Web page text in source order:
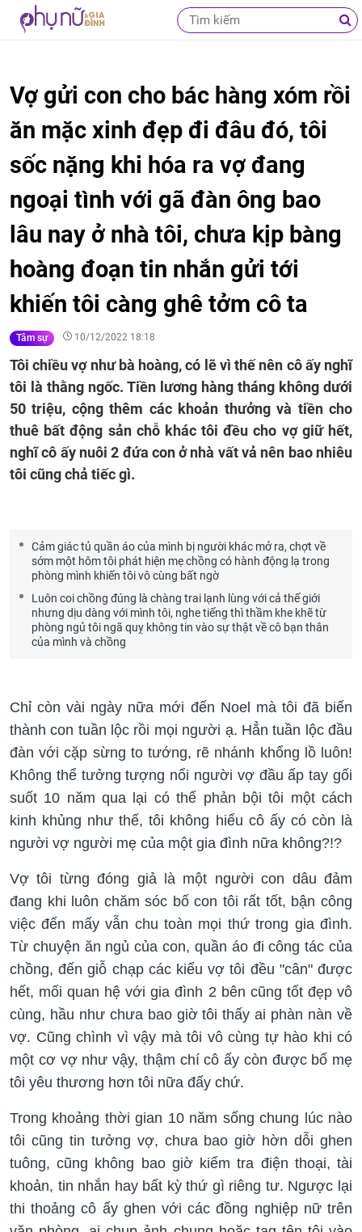
Vợ gửi con cho bác hàng xóm rồi
ăn mặc xinh đẹp đi đâu đó, tôi
sốc nặng khi hóa ra vợ đang
ngoại tình với gã đàn ông bao
lâu nay ở nhà tôi, chưa kịp bàng
hoàng đoạn tin nhắn gửi tới
khiến tôi càng ghê tởm cô ta
Tâm sự 10/12/2022 18:18
Tôi chiều vợ như bà hoàng, có lẽ vì thế nên cô ấy nghĩ
tôi là thằng ngốc. Tiền lương hàng tháng không dưới
50 triệu, cộng thêm các khoản thưởng và tiền cho
thuê bất động sản chỗ khác tôi đều cho vợ giữ hết,
nghĩ cô ấy nuôi 2 đứa con ở nhà vất vả nên bao nhiêu
tôi cũng chả tiếc gì.
Cảm giác tủ quần áo của mình bị người khác mở ra, chợt về
sớm một hôm tôi phát hiện mẹ chồng có hành động lạ trong
phòng mình khiến tôi vô cùng bất ngờ
Luôn coi chồng đúng là chàng trai lạnh lùng với cả thế giới
nhưng dịu dàng với mình tôi, nghe tiếng thì thầm khe khẽ từ
phòng ngủ tôi ngã quỵ không tin vào sự thật về cô bạn thân
của mình và chồng
Chỉ còn vài ngày nữa mới đến Noel mà tôi đã biến
thành con tuần lộc rồi mọi người ạ. Hẳn tuần lộc đầu
đàn với cặp sừng to tướng, rẽ nhánh khổng lồ luôn!
Không thể tưởng tượng nổi người vợ đầu ấp tay gối
suốt 10 năm qua lại có thể phản bội tôi một cách
kinh khủng như thế, tôi không hiểu cô ấy có còn là
người vợ người mẹ của một gia đình nữa không?!?
Vợ tôi từng đóng giả là một người con dâu đảm
đang khi luôn chăm sóc bố con tôi rất tốt, bận công
việc đến mấy vẫn chu toàn mọi thứ trong gia đình.
Từ chuyện ăn ngủ của con, quần áo đi công tác của
chồng, đến giỗ chạp các kiểu vợ tôi đều "cân" được
hết, mối quan hệ với gia đình 2 bên cũng tốt đẹp vô
cùng, hầu như chưa bao giờ tôi thấy ai phàn nàn về
vợ. Cũng chình vì vậy mà tôi vô cùng tự hào khi có
một cơ vợ như vậy, thậm chí cô ấy còn được bố mẹ
tôi yêu thương hơn tôi nữa đấy chứ.
Trong khoảng thời gian 10 năm sống chung lúc nào
tôi cũng tin tưởng vợ, chưa bao giờ hờn dỗi ghen
tuông, cũng không bao giờ kiểm tra điện thoại, tài
khoản, tin nhắn hay bất kỳ thứ gì riêng tư. Ngược lại
thi thoảng cô ấy ghen với các đồng nghiệp nữ trên